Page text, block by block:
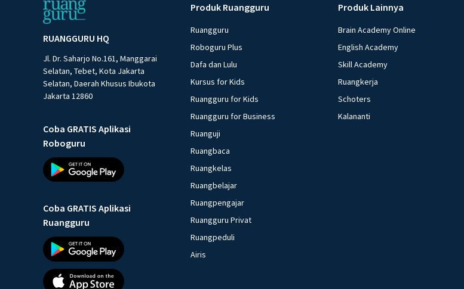
RUANGGURU HQ
Jl. Dr. Saharjo No.161, Manggarai
Selatan, Tebet, Kota Jakarta
Selatan, Daerah Khusus Ibukota
Jakarta 12860
Coba GRATIS Aplikasi
Roboguru
Coba GRATIS Aplikasi
Ruangguru
Produk Ruangguru
Ruangguru
Roboguru Plus
Dafa dan Lulu
Kursus for Kids
Ruangguru for Kids
Ruangguru for Business
Ruanguji
Ruangbaca
Ruangkelas
Ruangbelajar
Ruangpengajar
Ruangguru Privat
Ruangpeduli
Airis
Produk Lainnya
Brain Academy Online
English Academy
Skill Academy
Ruangkerja
Schoters
Kalananti